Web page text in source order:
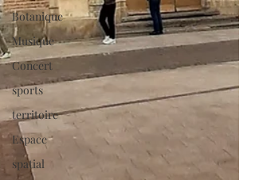
Botanique
Musique
Concert
sports
territoire
Espace
spatial